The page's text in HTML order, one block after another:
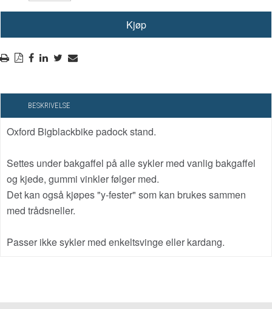
BESKRIVELSE
Oxford Bigblackbike padock stand.
Settes under bakgaffel på alle sykler med vanlig bakgaffel
og kjede, gummi vinkler følger med.
Det kan også kjøpes "y-fester" som kan brukes sammen
med trådsneller.
Passer ikke sykler med enkeltsvinge eller kardang.